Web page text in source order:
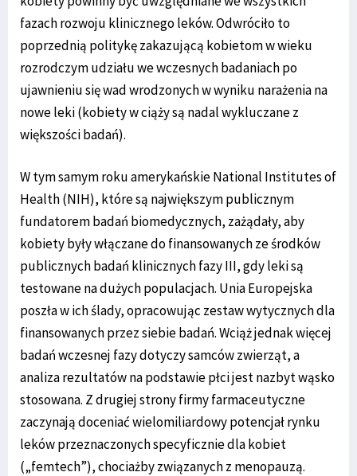
fazach rozwoju klinicznego leków. Odwróciło to
poprzednią politykę zakazującą kobietom w wieku
rozrodczym udziału we wczesnych badaniach po
ujawnieniu się wad wrodzonych w wyniku narażenia na
nowe leki (kobiety w ciąży są nadal wykluczane z
większości badań).
W tym samym roku amerykańskie National Institutes of
Health (NIH), które są największym publicznym
fundatorem badań biomedycznych, zażądały, aby
kobiety były włączane do finansowanych ze środków
publicznych badań klinicznych fazy III, gdy leki są
testowane na dużych populacjach. Unia Europejska
poszła w ich ślady, opracowując zestaw wytycznych dla
finansowanych przez siebie badań. Wciąż jednak więcej
badań wczesnej fazy dotyczy samców zwierząt, a
analiza rezultatów na podstawie płci jest nazbyt wąsko
stosowana. Z drugiej strony firmy farmaceutyczne
zaczynają doceniać wielomiliardowy potencjał rynku
leków przeznaczonych specyficznie dla kobiet
(„femtech”), chociażby związanych z menopauzą.